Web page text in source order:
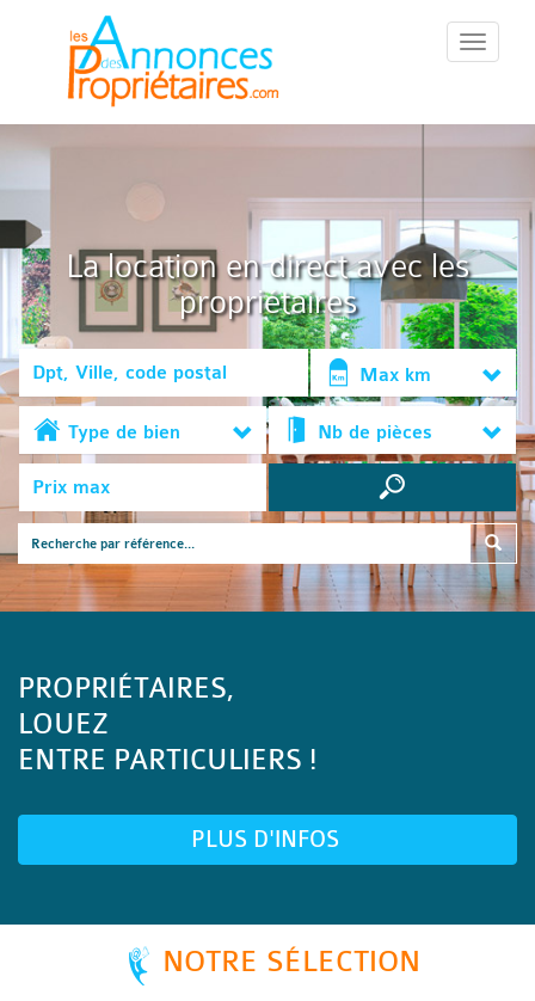
::Menu::
La location en direct avec les
propriétaires
Max km
Type de bien Nb de pièces
PROPRIÉTAIRES,
LOUEZ
ENTRE PARTICULIERS !
PLUS D'INFOS
NOTRE SÉLECTION